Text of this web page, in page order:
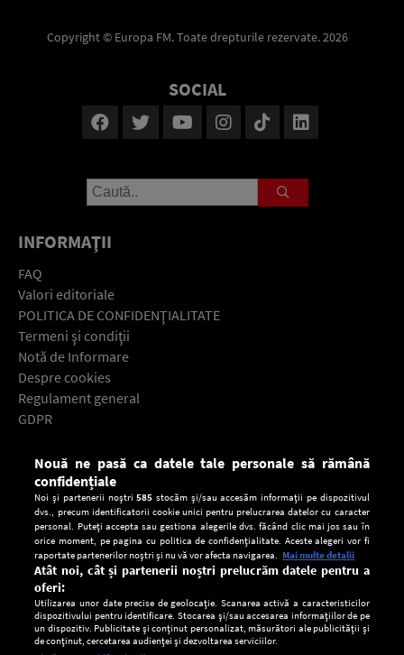
Copyright © Europa FM. Toate drepturile rezervate. 2026
SOCIAL
INFORMAŢII
FAQ
Valori editoriale
POLITICA DE CONFIDENŢIALITATE
Termeni şi condiţii
Notă de Informare
Despre cookies
Regulament general
GDPR
Descarcă gratuit aplicaţia Europa FM pentru smartphone:
Nouă ne pasă ca datele tale personale să rămână
confidențiale
Noi și partenerii noștri585 stocăm și/sau accesăm informații pe dispozitivul
dvs., precum identificatorii cookie unici pentru prelucrarea datelor cu caracter
personal. Puteți accepta sau gestiona alegerile dvs. făcând clic mai jos sau în
orice moment, pe pagina cu politica de confidențialitate. Aceste alegeri vor fi
raportate partenerilor noștri și nu vă vor afecta navigarea. Mai multe detalii
Atât noi, cât și partenerii noștri prelucrăm datele pentru a
oferi:
Utilizarea unor date precise de geolocație. Scanarea activă a caracteristicilor
dispozitivului pentru identificare. Stocarea și/sau accesarea informațiilor de pe
un dispozitiv. Publicitate și conținut personalizat, măsurători ale publicității și
de conținut, cercetarea audienței și dezvoltarea serviciilor.